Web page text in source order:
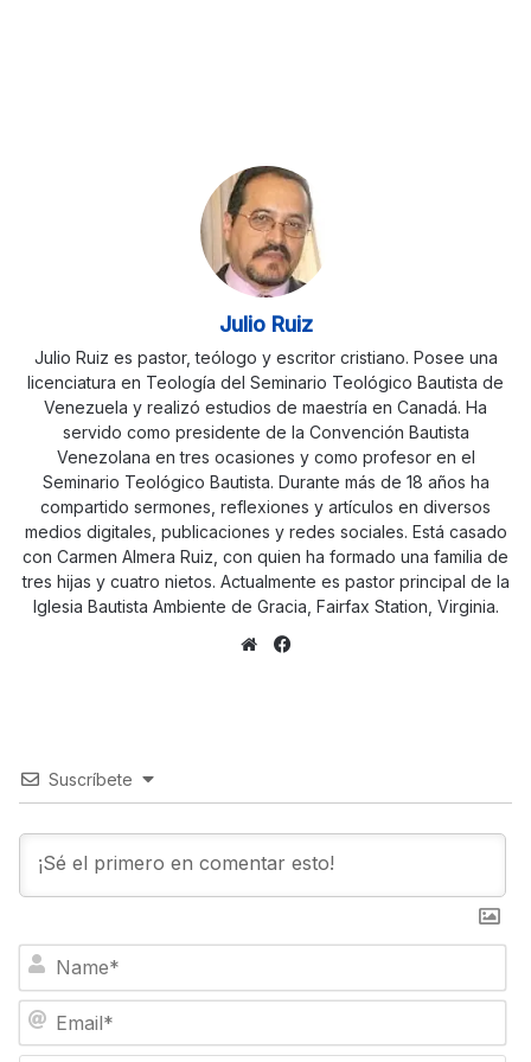
Julio Ruiz
Julio Ruiz es pastor, teólogo y escritor cristiano. Posee una
licenciatura en Teología del Seminario Teológico Bautista de
Venezuela y realizó estudios de maestría en Canadá. Ha
servido como presidente de la Convención Bautista
Venezolana en tres ocasiones y como profesor en el
Seminario Teológico Bautista. Durante más de 18 años ha
compartido sermones, reflexiones y artículos en diversos
medios digitales, publicaciones y redes sociales. Está casado
con Carmen Almera Ruiz, con quien ha formado una familia de
tres hijas y cuatro nietos. Actualmente es pastor principal de la
Iglesia Bautista Ambiente de Gracia, Fairfax Station, Virginia.
Sitio
Suscríbete
m
a